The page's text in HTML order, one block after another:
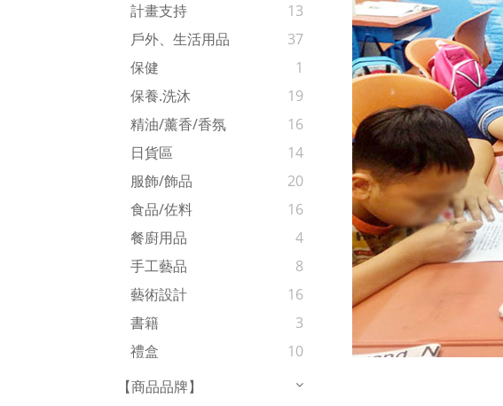
計畫支持
13
戶外、生活用品
37
保健
1
保養.洗沐
19
精油/薰香/香氛
16
日貨區
14
服飾/飾品
20
食品/佐料
16
餐廚用品
4
手工藝品
8
藝術設計
16
書籍
3
禮盒
10
【商品品牌】